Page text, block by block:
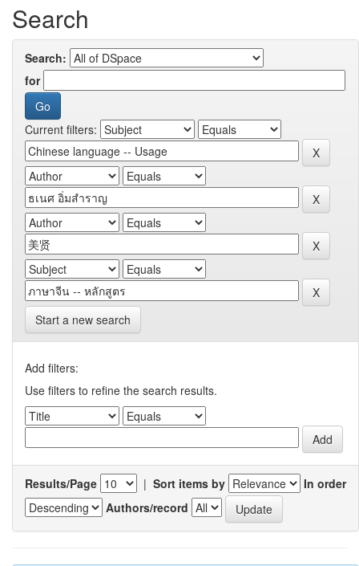
Search
Search:
for
Current filters:
Start a new search
Add filters:
Use filters to refine the search results.
Results/Page | Sort items by
In order
Authors/record